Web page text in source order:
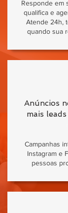
Responde em
qualifica e
Atende 24h,
quando sua
Anúncios
mais
Campanhas
Instagram e
pessoas